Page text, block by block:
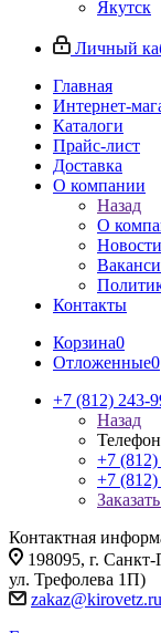
Якутск
Личный
Главная
Интернет-
Каталоги
Прайс-лист
Доставка
О компании
Назад
О
Новости
Контакты
Корзина0
Отложенные0
+7 (812) 243-
Назад
+7
+7 (812)
Контактная
198095, г.
ул. Трефолева 1П)
zakaz@kirovetz.ru